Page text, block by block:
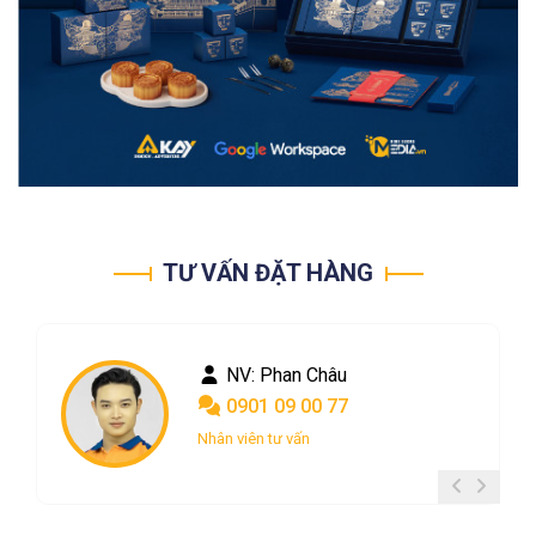
TƯ VẤN ĐẶT HÀNG
NV: Phan Châu
0901 09 00 77
Nhân viên tư vấn